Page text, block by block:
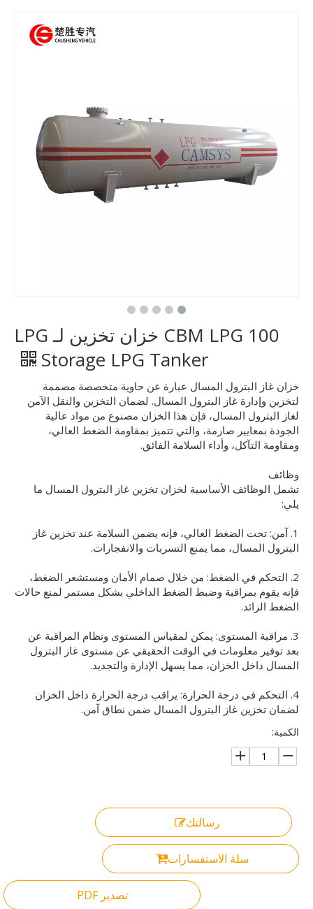
100 CBM LPG خزان تخزين لـ LPG
Storage LPG Tanker
خزان غاز البترول المسال عبارة عن حاوية متخصصة مصممة
لتخزين وإدارة غاز البترول المسال. لضمان التخزين والنقل الآمن
لغاز البترول المسال، فإن هذا الخزان مصنوع من مواد عالية
الجودة بمعايير صارمة، والتي تتميز بمقاومة الضغط العالي،
ومقاومة التآكل، وأداء السلامة الفائق.
وظائف
تشمل الوظائف الأساسية لخزان تخزين غاز البترول المسال ما
يلي:
1. آمن: تحت الضغط العالي، فإنه يضمن السلامة عند تخزين غاز
البترول المسال، مما يمنع التسربات والانفجارات.
2. التحكم في الضغط: من خلال صمام الأمان ومستشعر الضغط،
فإنه يقوم بمراقبة وضبط الضغط الداخلي بشكل مستمر لمنع حالات
الضغط الزائد.
3. مراقبة المستوى: يمكن لمقياس المستوى ونظام المراقبة عن
بعد توفير معلومات في الوقت الحقيقي عن مستوى غاز البترول
المسال داخل الخزان، مما يسهل الإدارة والتجديد.
4. التحكم في درجة الحرارة: يراقب درجة الحرارة داخل الخزان
لضمان تخزين غاز البترول المسال ضمن نطاق آمن.
الكمية:
رسالتك
سلة الاستفسارات
تصدير PDF